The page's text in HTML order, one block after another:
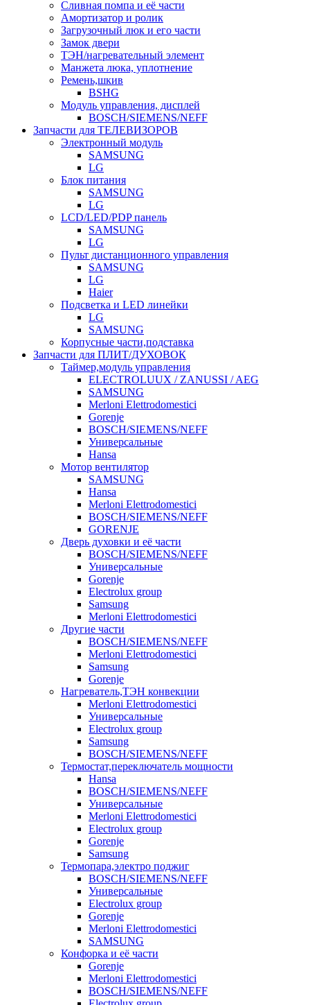
Сливная помпа и её части
Амортизатор и ролик
Загрузочный люк и его части
Замок двери
ТЭН/нагревательный элемент
Манжета люка, уплотнение
Ремень,шкив
BSHG
Модуль управления, дисплей
BOSCH/SIEMENS/NEFF
Запчасти для ТЕЛЕВИЗОРОВ
Электронный модуль
SAMSUNG
LG
Блок питания
SAMSUNG
LG
LCD/LED/PDP панель
SAMSUNG
LG
Пульт дистанционного управления
SAMSUNG
LG
Haier
Подсветка и LED линейки
LG
SAMSUNG
Корпусные части,подставка
Запчасти для ПЛИТ/ДУХОВОК
Таймер,модуль управления
ELECTROLUUX / ZANUSSI / AEG
SAMSUNG
Merloni Elettrodomestici
Gorenje
BOSCH/SIEMENS/NEFF
Универсальные
Hansa
Мотор вентилятор
SAMSUNG
Hansa
Merloni Elettrodomestici
BOSCH/SIEMENS/NEFF
GORENJE
Дверь духовки и её части
BOSCH/SIEMENS/NEFF
Универсальные
Gorenje
Electrolux group
Samsung
Merloni Elettrodomestici
Другие части
BOSCH/SIEMENS/NEFF
Merloni Elettrodomestici
Samsung
Gorenje
Нагреватель,ТЭН конвекции
Merloni Elettrodomestici
Универсальные
Electrolux group
Samsung
BOSCH/SIEMENS/NEFF
Термостат,переключатель мощности
Hansa
BOSCH/SIEMENS/NEFF
Универсальные
Merloni Elettrodomestici
Electrolux group
Gorenje
Samsung
Термопара,электро поджиг
BOSCH/SIEMENS/NEFF
Универсальные
Electrolux group
Gorenje
Merloni Elettrodomestici
SAMSUNG
Конфорка и её части
Gorenje
Merloni Elettrodomestici
BOSCH/SIEMENS/NEFF